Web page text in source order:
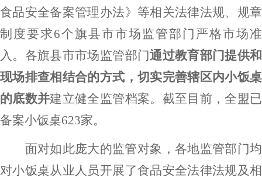
食品安全备案管理办法》 等相关法律法规、规章
制度要求6个旗县市市场 监管部门严格市场准
入。 各旗县市市场监管部门通过教育部门提供和
现场排查相结合的方式， 切实完善辖区内小饭桌
的底数并建立健全监管档案。 截至目前 ，全盟已
备案小饭桌623家。
面对如此庞大的监管对象，各地监管部门均
对小饭桌从业人员开展了食品安全法律法规及相